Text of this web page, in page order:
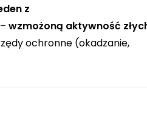
z
wzmożoną aktywność
ochronne (okadzanie,